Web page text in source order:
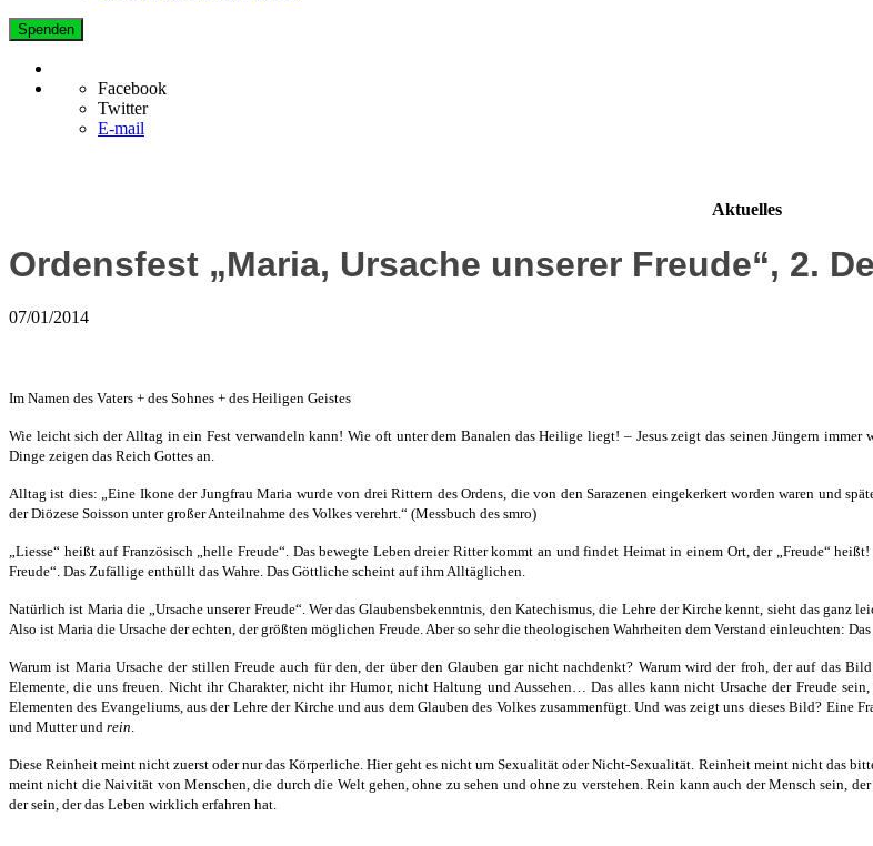
Spenden
Facebook
Twitter
E-mail
Aktuelles
Ordensfest „Maria, Ursache unserer Freude“, 2.
07/01/2014
Im Namen des Vaters + des Sohnes + des Heiligen Geistes
Wie leicht sich der Alltag in ein Fest verwandeln kann! Wie oft unter dem Banalen das Heilige liegt! – Jesus zeigt das seinen Jüngern
Dinge zeigen das Reich Gottes an.
Alltag ist dies: „Eine Ikone der Jungfrau Maria wurde von drei Rittern des Ordens, die von den Sarazenen eingekerkert worden waren und
der Diözese Soisson unter großer Anteilnahme des Volkes verehrt.“ (Messbuch des smro)
„Liesse“ heißt auf Französisch „helle Freude“. Das bewegte Leben dreier Ritter kommt an und findet Heimat in einem Ort, der „Freude“
Freude“. Das Zufällige enthüllt das Wahre. Das Göttliche scheint auf ihm Alltäglichen.
Natürlich ist Maria die „Ursache unserer Freude“. Wer das Glaubensbekenntnis, den Katechismus, die Lehre der Kirche kennt, sieht das ganz
Also ist Maria die Ursache der echten, der größten möglichen Freude. Aber so sehr die theologischen Wahrheiten dem Verstand einleuchten:
Warum ist Maria Ursache der stillen Freude auch für den, der über den Glauben gar nicht nachdenkt? Warum wird der froh, der auf das
Elemente, die uns freuen. Nicht ihr Charakter, nicht ihr Humor, nicht Haltung und Aussehen… Das alles kann nicht Ursache der Freude
Elementen des Evangeliums, aus der Lehre der Kirche und aus dem Glauben des Volkes zusammenfügt. Und was zeigt uns dieses Bild? Eine
und Mutter und rein.
Diese Reinheit meint nicht zuerst oder nur das Körperliche. Hier geht es nicht um Sexualität oder Nicht-Sexualität. Reinheit meint nicht das
meint nicht die Naivität von Menschen, die durch die Welt gehen, ohne zu sehen und ohne zu verstehen. Rein kann auch der Mensch sein,
der sein, der das Leben wirklich erfahren hat.